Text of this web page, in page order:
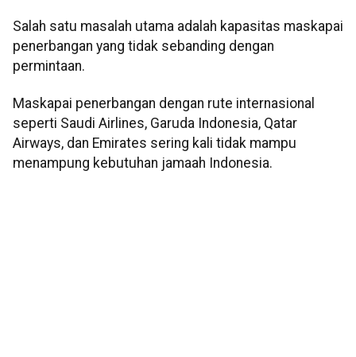
Salah satu masalah utama adalah kapasitas maskapai
penerbangan yang tidak sebanding dengan
permintaan.
Maskapai penerbangan dengan rute internasional
seperti Saudi Airlines, Garuda Indonesia, Qatar
Airways, dan Emirates sering kali tidak mampu
menampung kebutuhan jamaah Indonesia.